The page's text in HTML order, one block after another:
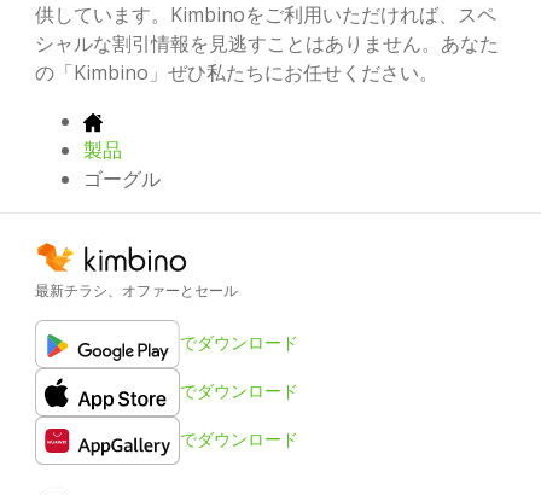
供しています。Kimbinoをご利用いただければ、スペ
シャルな割引情報を見逃すことはありません。あなた
の「Kimbino」ぜひ私たちにお任せください。
製品
ゴーグル
最新チラシ、オファーとセール
でダウンロード
でダウンロード
でダウンロード